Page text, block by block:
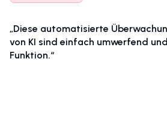
„Diese automatisierte
von KI sind einfach umwerfend
Funktion.“